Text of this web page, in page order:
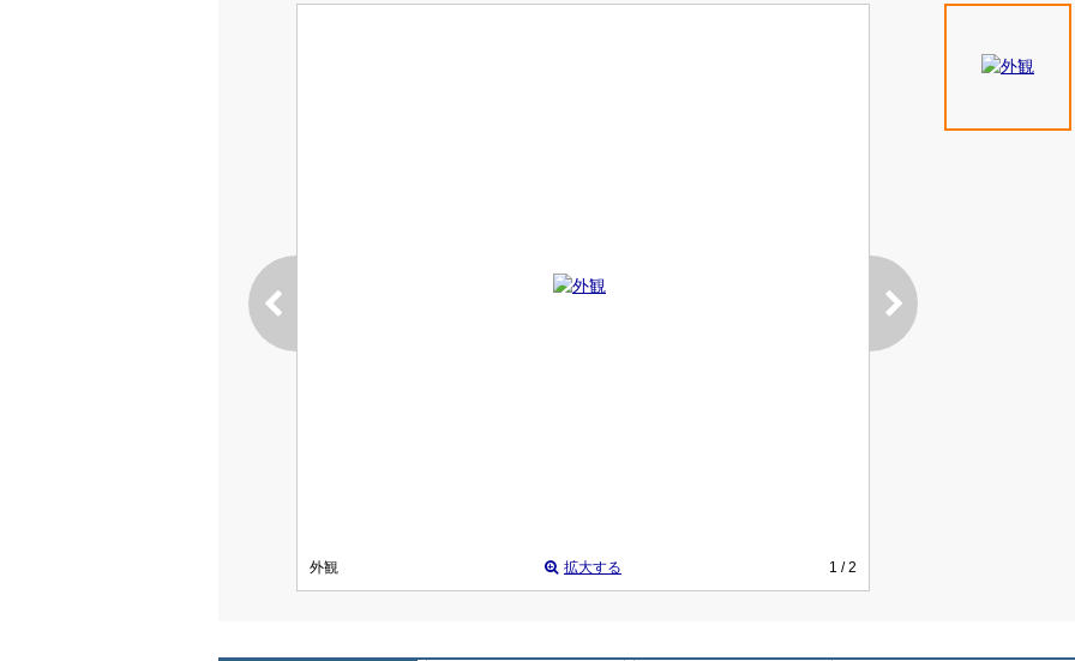
外観 拡大する 1 / 2